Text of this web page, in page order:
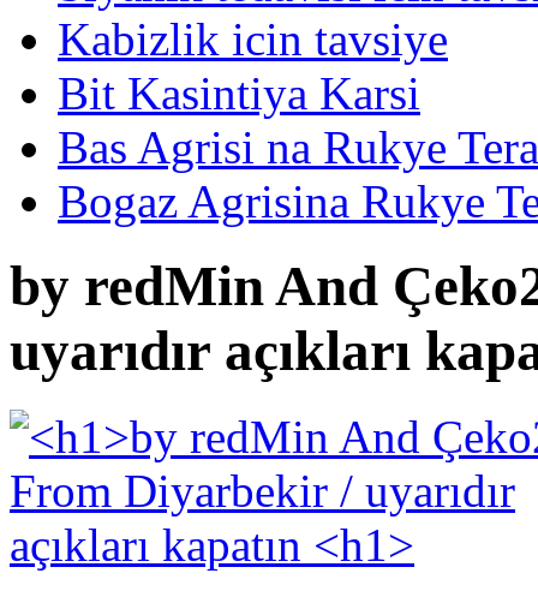
Kabizlik icin tavsiye
Bit Kasintiya Karsi
Bas Agrisi na Rukye
Bogaz Agrisina Rukye
by redMin And
uyarıdır açıkları